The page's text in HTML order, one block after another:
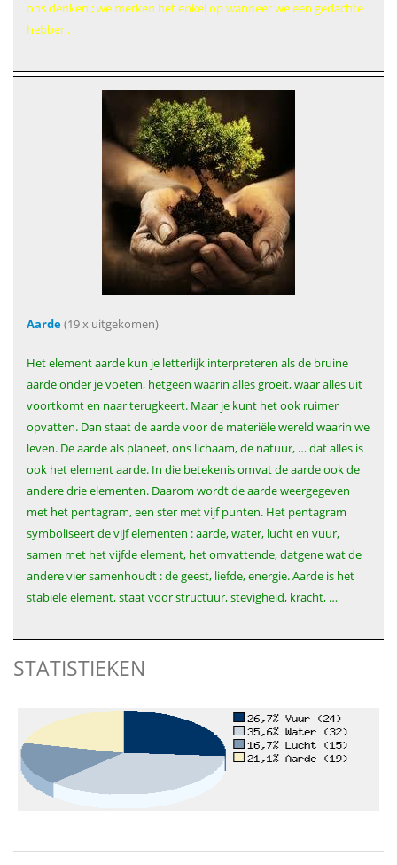
ons denken ; we merken het enkel op wanneer we een gedachte
hebben.
Aarde(19 x uitgekomen)
Het element aarde kun je letterlijk interpreteren als de bruine
aarde onder je voeten, hetgeen waarin alles groeit, waar alles uit
voortkomt en naar terugkeert. Maar je kunt het ook ruimer
opvatten. Dan staat de aarde voor de materiële wereld waarin we
leven. De aarde als planeet, ons lichaam, de natuur, … dat alles is
ook het element aarde. In die betekenis omvat de aarde ook de
andere drie elementen. Daarom wordt de aarde weergegeven
met het pentagram, een ster met vijf punten. Het pentagram
symboliseert de vijf elementen : aarde, water, lucht en vuur,
samen met het vijfde element, het omvattende, datgene wat de
andere vier samenhoudt : de geest, liefde, energie. Aarde is het
stabiele element, staat voor structuur, stevigheid, kracht, …
STATISTIEKEN